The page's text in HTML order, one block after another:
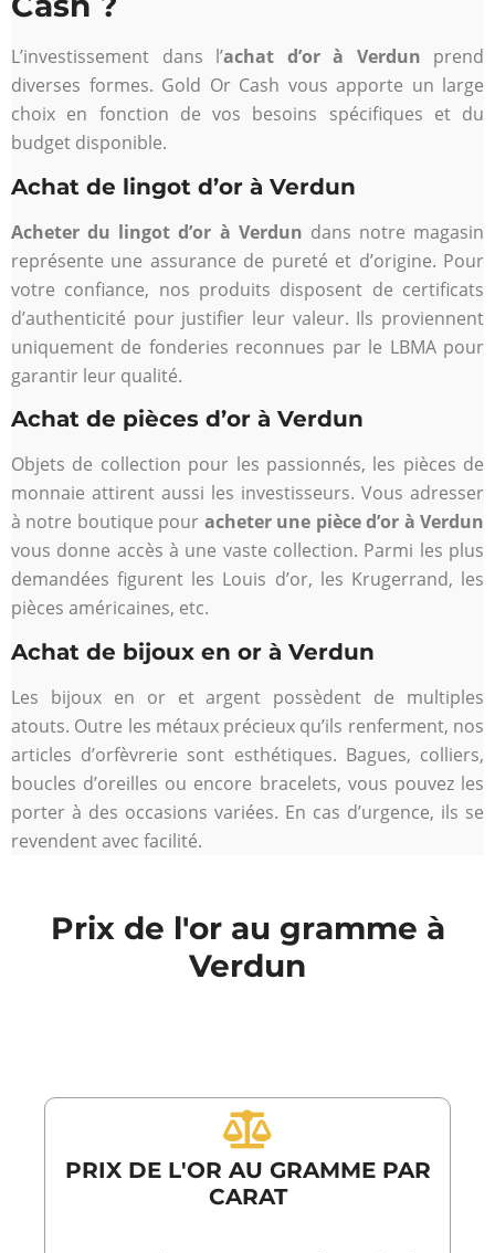
L’investissement dans l’achat d’or à Verdun prend
diverses formes. Gold Or Cash vous apporte un large
choix en fonction de vos besoins spécifiques et du
budget disponible.
Achat de lingot d’or à Verdun
Acheter du lingot d’or à Verdun dans notre magasin
représente une assurance de pureté et d’origine. Pour
votre confiance, nos produits disposent de certificats
d’authenticité pour justifier leur valeur. Ils proviennent
uniquement de fonderies reconnues par le LBMA pour
garantir leur qualité.
Achat de pièces d’or à Verdun
Objets de collection pour les passionnés, les pièces de
monnaie attirent aussi les investisseurs. Vous adresser
à notre boutique pour acheter une pièce d’or à Verdun
vous donne accès à une vaste collection. Parmi les plus
demandées figurent les Louis d’or, les Krugerrand, les
pièces américaines, etc.
Achat de bijoux en or à Verdun
Les bijoux en or et argent possèdent de multiples
atouts. Outre les métaux précieux qu’ils renferment, nos
articles d’orfèvrerie sont esthétiques. Bagues, colliers,
boucles d’oreilles ou encore bracelets, vous pouvez les
porter à des occasions variées. En cas d’urgence, ils se
revendent avec facilité.
Prix de l'or au gramme à
Verdun
PRIX DE L'OR AU GRAMME PAR
CARAT